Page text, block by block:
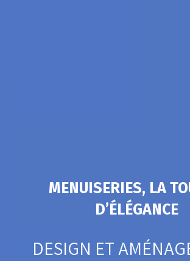
MENUISERIES, LA
D’ÉLÉGANCE
DESIGN ET